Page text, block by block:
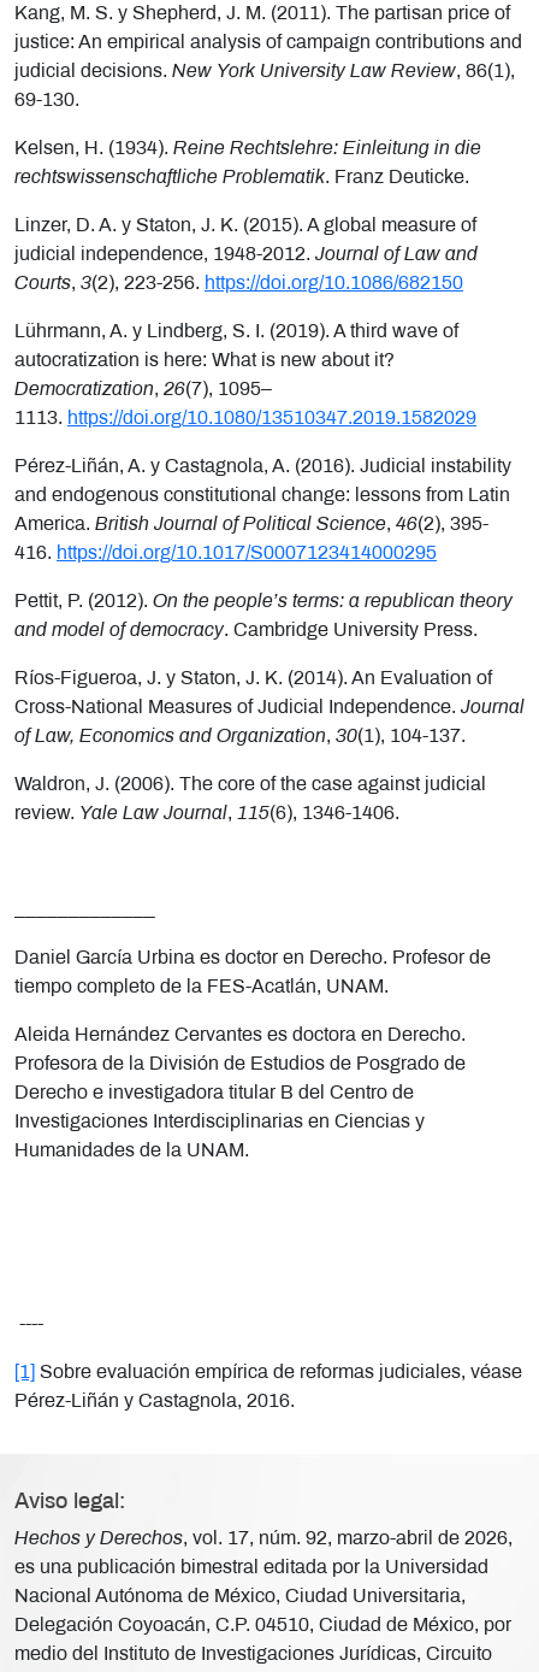
Kang, M. S. y Shepherd, J. M. (2011). The partisan price of
justice: An empirical analysis of campaign contributions and
judicial decisions. New York University Law Review, 86(1),
69-130.
Kelsen, H. (1934). Reine Rechtslehre: Einleitung in die
rechtswissenschaftliche Problematik. Franz Deuticke.
Linzer, D. A. y Staton, J. K. (2015). A global measure of
judicial independence, 1948-2012. Journal of Law and
Courts, 3(2), 223-256. https://doi.org/10.1086/682150
Lührmann, A. y Lindberg, S. I. (2019). A third wave of
autocratization is here: What is new about it?
Democratization, 26(7), 1095–
1113. https://doi.org/10.1080/13510347.2019.1582029
Pérez-Liñán, A. y Castagnola, A. (2016). Judicial instability
and endogenous constitutional change: lessons from Latin
America. British Journal of Political Science, 46(2), 395-
416. https://doi.org/10.1017/S0007123414000295
Pettit, P. (2012). On the people’s terms: a republican theory
and model of democracy. Cambridge University Press.
Ríos-Figueroa, J. y Staton, J. K. (2014). An Evaluation of
Cross-National Measures of Judicial Independence. Journal
of Law, Economics and Organization, 30(1), 104-137.
Waldron, J. (2006). The core of the case against judicial
review. Yale Law Journal, 115(6), 1346-1406.
Daniel García Urbina es doctor en Derecho. Profesor de
tiempo completo de la FES-Acatlán, UNAM.
Aleida Hernández Cervantes es doctora en Derecho.
Profesora de la División de Estudios de Posgrado de
Derecho e investigadora titular B del Centro de
Investigaciones Interdisciplinarias en Ciencias y
Humanidades de la UNAM.
----
[1]
Sobre evaluación empírica de reformas judiciales, véase
Pérez-Liñán y Castagnola, 2016.
Aviso legal:
Hechos y Derechos, vol. 17, núm. 92, marzo-abril de 2026,
es una publicación bimestral editada por la Universidad
Nacional Autónoma de México, Ciudad Universitaria,
Delegación Coyoacán, C.P. 04510, Ciudad de México, por
medio del Instituto de Investigaciones Jurídicas, Circuito